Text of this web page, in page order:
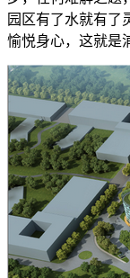
园区有了水就有了
愉悦身心，这就是